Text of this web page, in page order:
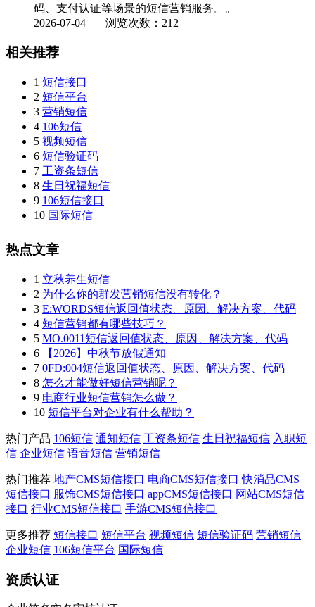
码、支付认证等场景的短信营销服务。。
2026-07-04 浏览次数：212
相关推荐
1 短信接口
2 短信平台
3 营销短信
4 106短信
5 视频短信
6 短信验证码
7 工资条短信
8 生日祝福短信
9 106短信接口
10 国际短信
热点文章
1 立秋养生短信
2 为什么你的群发营销短信没有转化？
3 E:WORDS短信返回值状态、原因、解决方案、代码
4 短信营销都有哪些技巧？
5 MO.0011短信返回值状态、原因、解决方案、代码
6
【2026】中秋节放假通知
7 0FD:004短信返回值状态、原因、解决方案、代码
8 怎么才能做好短信营销呢？
9 电商行业短信营销怎么做？
10 短信平台对企业有什么帮助？
热门产品 106短信 通知短信 工资条短信 生日祝福短信 入职短
信 企业短信 语音短信 营销短信
热门推荐 地产CMS短信接口 电商CMS短信接口 快消品CMS
短信接口 服饰CMS短信接口 appCMS短信接口 网站CMS短信
接口 行业CMS短信接口 手游CMS短信接口
更多推荐 短信接口 短信平台 视频短信 短信验证码 营销短信
企业短信 106短信平台 国际短信
资质认证